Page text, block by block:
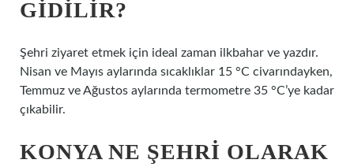
GIDILIR?
Şehri ziyaret etmek için ideal zaman ilkbahar ve yazdır.
Nisan ve Mayıs aylarında sıcaklıklar 15 °C civarındayken,
Temmuz ve Ağustos aylarında termometre 35 °C’ye kadar
çıkabilir.
KONYA NE ŞEHRI OLARAK